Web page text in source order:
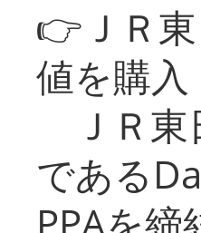
👉ＪＲ
値を購
ＪＲ東
である